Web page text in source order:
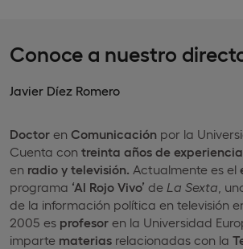
Conoce a nuestro
Javier Díez Romero
Doctor en Comunicación por la
Cuenta con treinta años de experiencia
en radio y televisión. Actualmente es el
programa ‘Al Rojo Vivo’ de La Sexta ,
de la información política en televisión
2005 es profesor en la Universidad
imparte materias relacionadas con la